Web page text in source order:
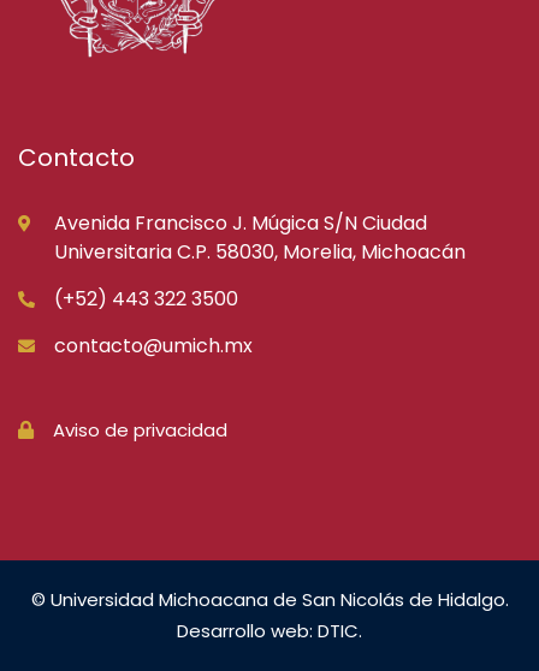
Contacto
Avenida Francisco J. Múgica S/N Ciudad
Universitaria C.P. 58030, Morelia, Michoacán
(+52) 443 322 3500
contacto@umich.mx
Aviso de privacidad
© Universidad Michoacana de San Nicolás de Hidalgo.
Desarrollo web: DTIC.